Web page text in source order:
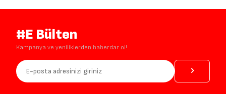
#E Bülten
Kampanya ve yeniliklerden haberdar ol!